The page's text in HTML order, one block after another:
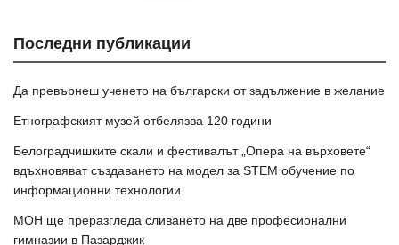
Последни публикации
Да превърнеш ученето на български от задължение в желание
Етнографският музей отбелязва 120 години
Белоградчишките скали и фестивалът „Опера на върховете“
вдъхновяват създаването на модел за STEM обучение по
информационни технологии
МОН ще преразгледа сливането на две професионални
гимназии в Пазарджик